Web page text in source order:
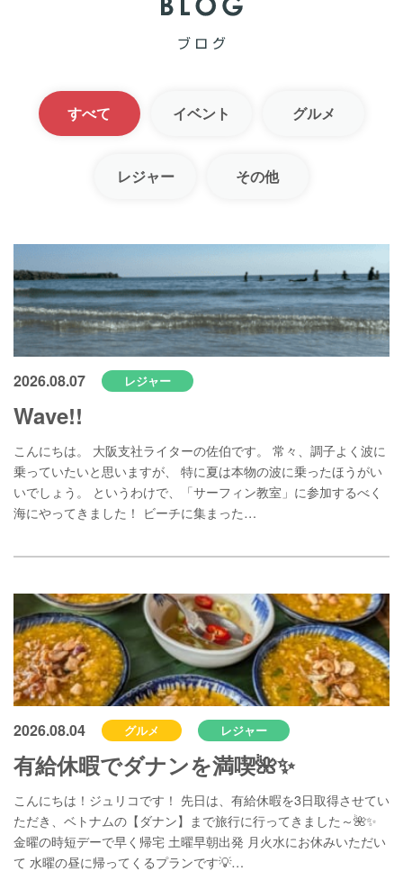
すべて イベント グルメ
レジャー その他
2026.08.07 レジャー
Wave!!
こんにちは。 大阪支社ライターの佐伯です。 常々、調子よく波に
乗っていたいと思いますが、 特に夏は本物の波に乗ったほうがい
いでしょう。 というわけで、「サーフィン教室」に参加するべく
海にやってきました！ ビーチに集まった…
2026.08.04 グルメ レジャー
有給休暇でダナンを満喫🌺✨
こんにちは！ジュリコです！ 先日は、有給休暇を3日取得させてい
ただき、ベトナムの【ダナン】まで旅行に行ってきました～🌺✨
金曜の時短デーで早く帰宅 土曜早朝出発 月火水にお休みいただい
て 水曜の昼に帰ってくるプランです💡…